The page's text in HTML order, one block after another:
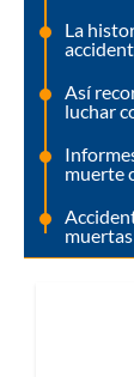
La
Así
luchar
muerte